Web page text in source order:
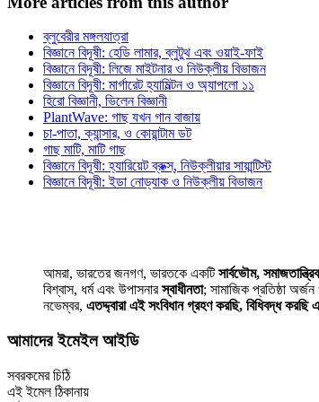
ব্লুবেরীর মঙ্গলযাত্রা
বিজ্ঞানে বিদূষী: হেডি লামার, ব্লুটুথ এবং ওয়াই-ফাই
বিজ্ঞানে বিদূষী: লিজে মাইটনার ও নিউক্লীয় বিভাজন
বিজ্ঞানে বিদূষী: মার্গারেট হ্যামিল্টন ও অ্যাপলো ১১
হিরো বিজ্ঞানী, ভিলেন বিজ্ঞানী
PlantWave: গাছ যখন গান বাজায়
চা-পাতা, ক্যান্সার, ও কোয়ান্টাম ডট
গাছ মাটি, মাটি গাছ
বিজ্ঞানে বিদূষী: হ্যারিয়েট ব্রুক্স্‌, নিউক্লীয়ার সায়ান্টিস্ট
বিজ্ঞানে বিদূষী: ইডা নোড্যাক ও নিউক্লীয় বিভাজন
আমরা, ভারতের জনগণ, ভারতকে একটিসার্বভৌম,
বিশ্বাস, ধর্ম এবং উপাসনারস্বাধীনতা; সামাজিক প্রতিষ্ঠা
নভেম্বর, এতদ্দ্বারা এই সংবিধান গ্রহণ করছি, বিধিবদ্ধ করছি
আমাদের ইমেইল আইডি
সবরকমের চিঠি
এই ইমেল ঠিকানায়